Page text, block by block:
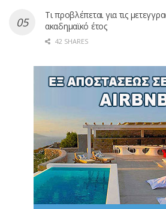
Τι προβλέπεται για τις
ακαδημαϊκό έτος
42 SHARES